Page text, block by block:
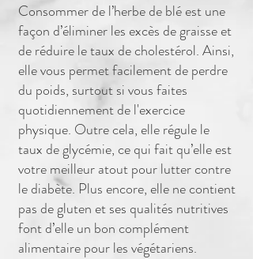
Consommer de l’herbe de blé est une
façon d’éliminer les excès de graisse et
de réduire le taux de cholestérol. Ainsi,
elle vous permet facilement de perdre
du poids, surtout si vous faites
quotidiennement de l'exercice
physique. Outre cela, elle régule le
taux de glycémie, ce qui fait qu’elle est
votre meilleur atout pour lutter contre
le diabète. Plus encore, elle ne contient
pas de gluten et ses qualités nutritives
font d’elle un bon complément
alimentaire pour les végétariens.